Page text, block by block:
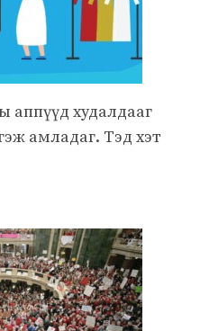
аппүүд худалдааг
амладаг. Тэд хэт